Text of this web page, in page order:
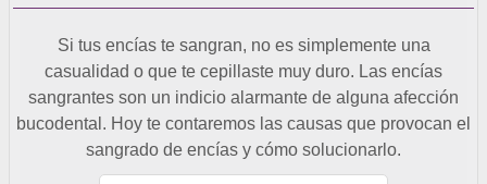
Si tus encías te sangran, no es simplemente una
casualidad o que te cepillaste muy duro. Las encías
sangrantes son un indicio alarmante de alguna afección
bucodental. Hoy te contaremos las causas que provocan el
sangrado de encías y cómo solucionarlo.